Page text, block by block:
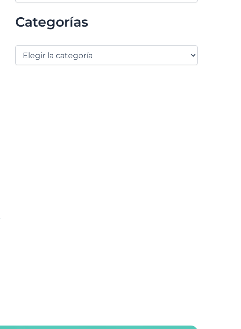
Categorías